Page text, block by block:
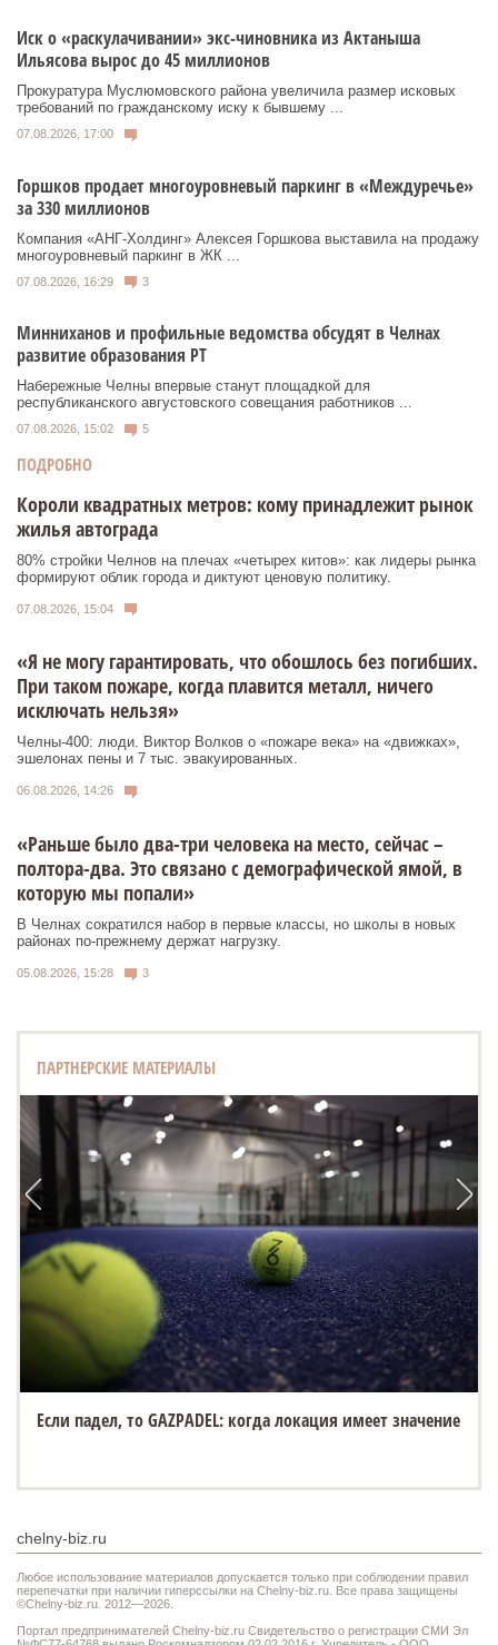
Иск о «раскулачивании» экс-чиновника из Актаныша
Ильясова вырос до 45 миллионов
Прокуратура Муслюмовского района увеличила размер исковых
требований по гражданскому иску к бывшему ...
07.08.2026, 17:00
Горшков продает многоуровневый паркинг в «Междуречье»
за 330 миллионов
Компания «АНГ-Холдинг» Алексея Горшкова выставила на продажу
многоуровневый паркинг в ЖК ...
07.08.2026, 16:29 3
Минниханов и профильные ведомства обсудят в Челнах
развитие образования РТ
Набережные Челны впервые станут площадкой для
республиканского августовского совещания работников ...
07.08.2026, 15:02 5
ПОДРОБНО
Короли квадратных метров: кому принадлежит рынок
жилья автограда
80% стройки Челнов на плечах «четырех китов»: как лидеры рынка
формируют облик города и диктуют ценовую политику.
07.08.2026, 15:04
«Я не могу гарантировать, что обошлось без погибших.
При таком пожаре, когда плавится металл, ничего
исключать нельзя»
Челны-400: люди. Виктор Волков о «пожаре века» на «движках»,
эшелонах пены и 7 тыс. эвакуированных.
06.08.2026, 14:26
«Раньше было два-три человека на место, сейчас –
полтора-два. Это связано с демографической ямой, в
которую мы попали»
В Челнах сократился набор в первые классы, но школы в новых
районах по-прежнему держат нагрузку.
05.08.2026, 15:28 3
ПАРТНЕРСКИЕ МАТЕРИАЛЫ
Если падел, то GAZPADEL: когда локация имеет значение
chelny-biz.ru
Любое использование материалов допускается только при соблюдении правил
перепечатки при наличии гиперссылки на Chelny-biz.ru. Все права защищены
©Chelny-biz.ru. 2012—2026.
Портал предпринимателей Chelny-biz.ru Свидетельство о регистрации СМИ Эл